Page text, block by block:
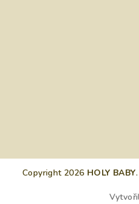
Copyright 2026 HOLY BABY